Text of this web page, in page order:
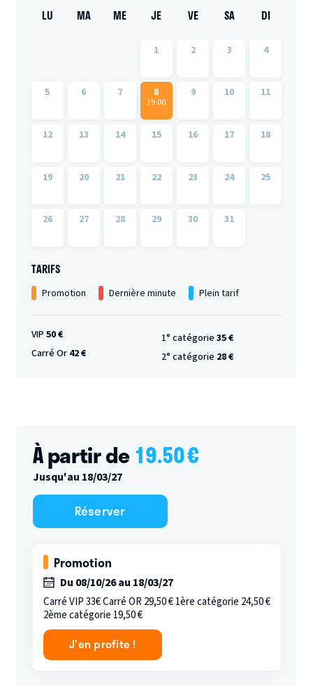
LU MA ME JE VE SA DI
1 2 3 4
5 6 7 8
19:00
9 10 11
12 13 14 15 16 17 18
19 20 21 22 23 24 25
26 27 28 29 30 31
TARIFS
Promotion Dernière minute Plein tarif
VIP50 €
Carré Or 42 €
1° catégorie 35 €
2° catégorie 28 €
À partir de19.50€
Jusqu'au 18/03/27
Réserver
Promotion
Du 08/10/26 au 18/03/27
Carré VIP 33€ Carré OR 29,50 € 1ère catégorie 24,50 €
2ème catégorie 19,50 €
J'en profite !